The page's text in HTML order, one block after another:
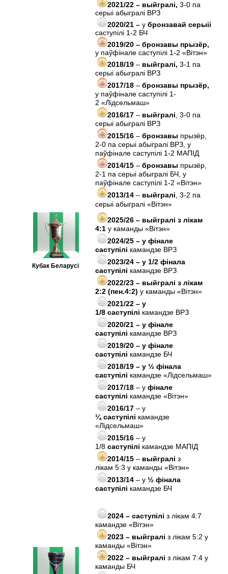
2021/22 – выйгралі, 3-0 па
серыі абыгралі ВРЗ
2020/21 – у бронзавай серыii
саступілі 1-2 БЧ
2019/20 – бронзавы прызёр,
у паўфінале саступілі 1-2 «Вiтэн»
2018/19 – выйгралі, 3-1 па
серыі абыгралі ВРЗ
2017/18 – бронзавы прызёр,
у паўфінале саступілі 1-
2 «Лідсельмаш»
2016/17 – выйгралі , 3-0 па
серыі абыгралі ВРЗ
2015/16 – бронзавы прызёр,
2-0 па серыі абыгралі ВРЗ, у
паўфінале саступілі 1-2 МАПIД
2014/15 – бронзавы прызёр,
2-1 па серыі абыгралі БЧ, у
паўфінале саступілі 1-2 «Вітэн»
2013/14 – выйгралі , 3-2 па
серыі абыгралі «Вітэн»
Кубак Беларусі
2025/26 – выйгралі з лікам
4:1 у каманды «Вітэн»
2024/25 – у фінале
саступілі камандзе ВРЗ
2023/24 – у 1/2 фінала
саступілі камандзе ВРЗ
2022/23 – выйгралі з лікам
2:2 (пен.4:2) у каманды «Вітэн»
2021/22 – у
1/8 саступілі камандзе ВРЗ
2020/21 – у фінале
саступілі камандзе ВРЗ
2019/20 – у фінале
саступілі камандзе БЧ
2018/19 – у ½ фінала
саступілі камандзе «Лідсельмаш»
2017/18 – у фінале
саступілі камандзе «Вітэн»
2016/17 – у
¼ саступілі камандзе
«Лідсельмаш»
2015/16 – у
1/8 саступілі камандзе МАПIД
2014/15 – выйгралі з
лікам 5:3 у каманды «Вітэн»
2013/14 – у ½ фінала
саступілі камандзе БЧ
2024 – саступiлi з лікам 4:7
камандзе «Вiтэн»
2023 – выйгралі з лікам 5:2 у
каманды «Вiтэн»
2022 – выйгралі з лікам 7:4 у
каманды БЧ